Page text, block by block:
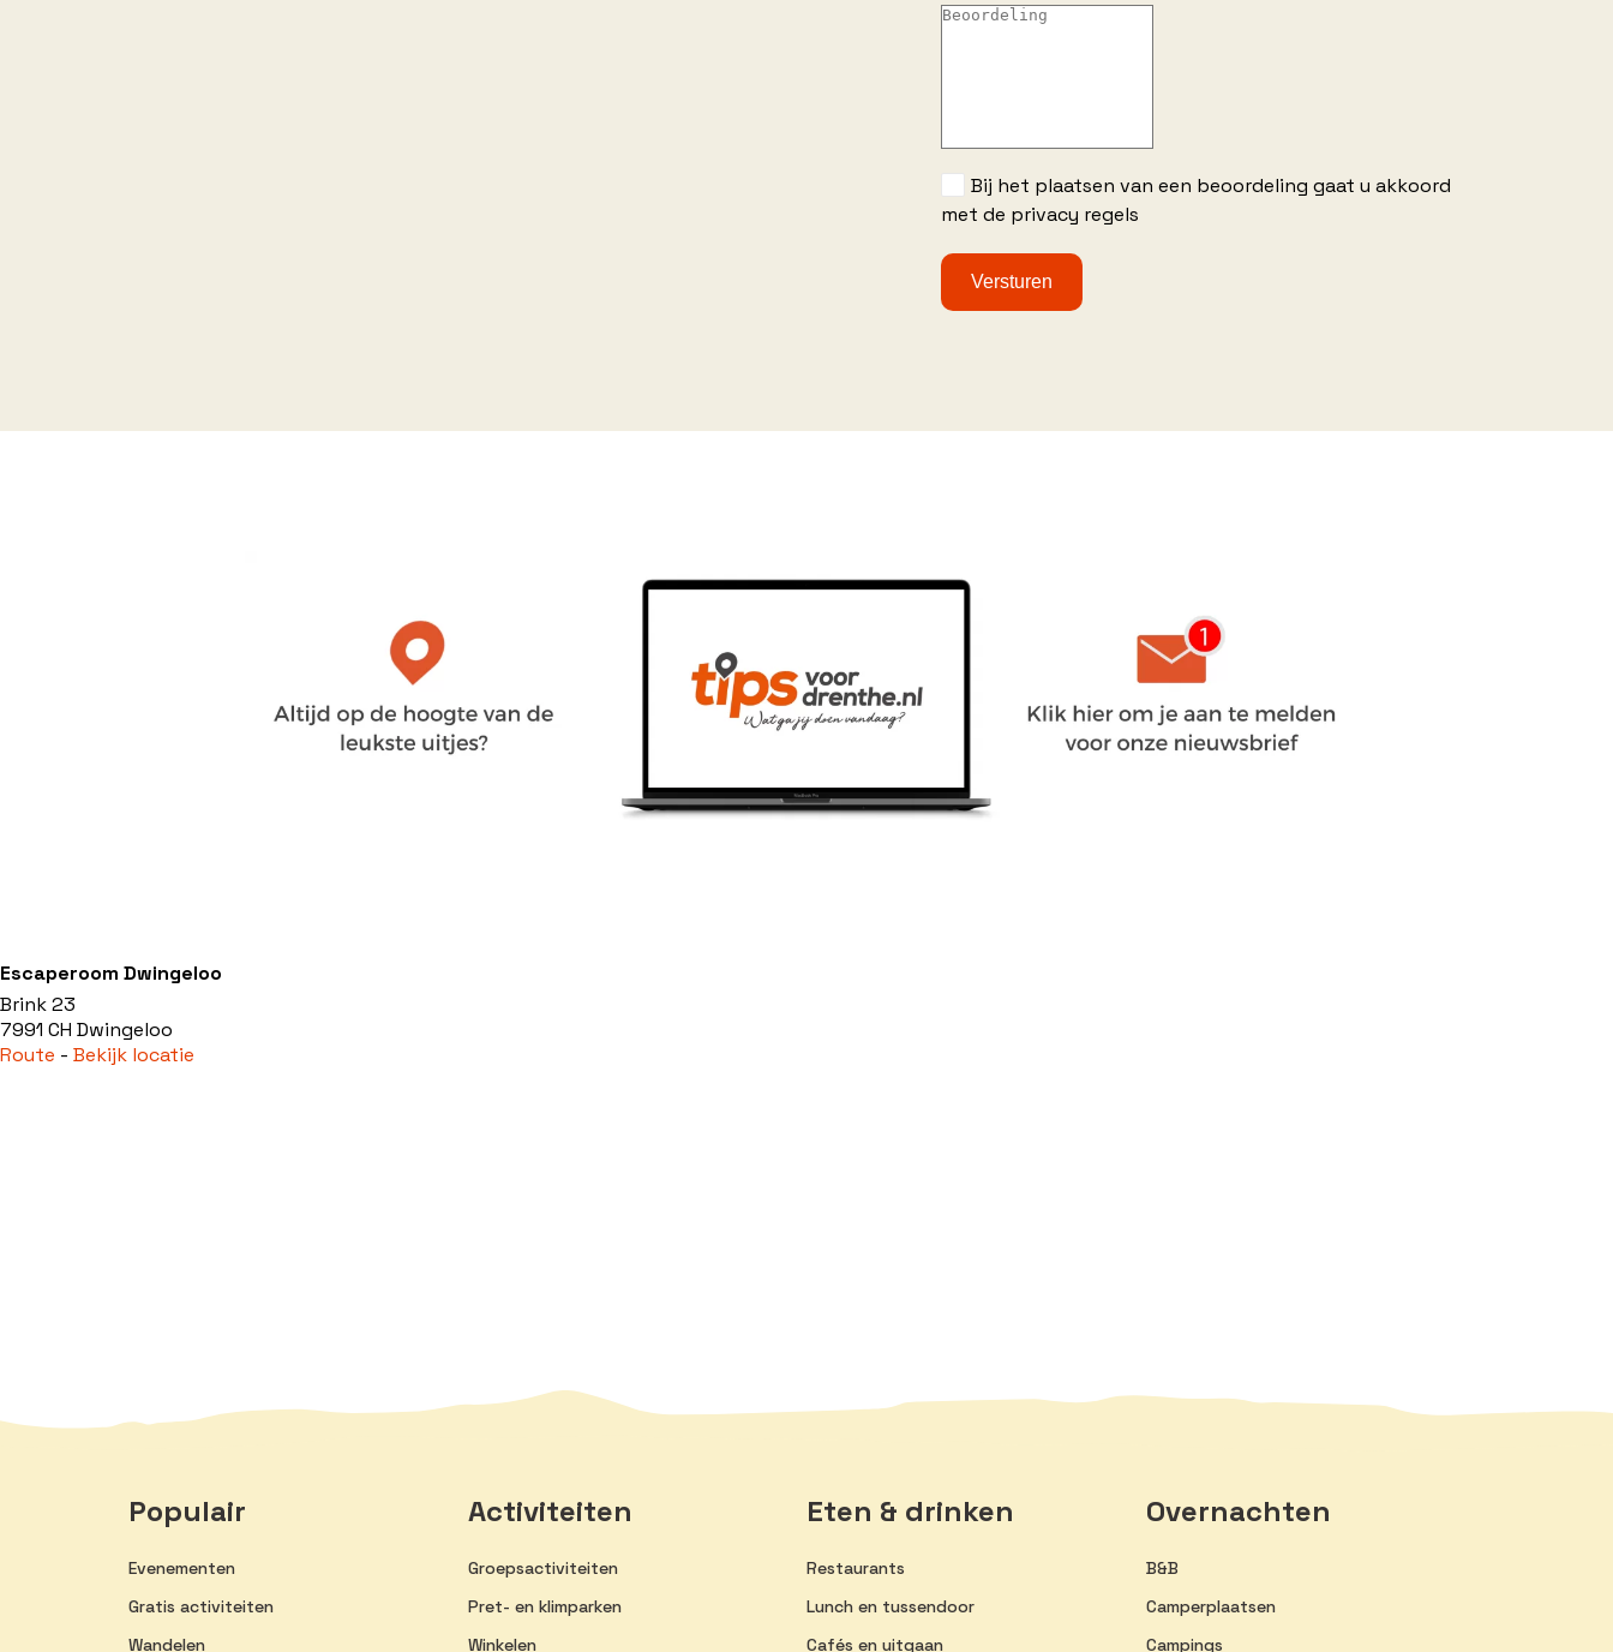
Bij het plaatsen van een beoordeling gaat u akkoord
met de privacy regels
Escaperoom Dwingeloo
Brink 23
7991 CH Dwingeloo
Route - Bekijk locatie
Populair
Evenementen
Gratis activiteiten
Wandelen
Activiteiten
Groepsactiviteiten
Pret- en klimparken
Winkelen
Eten & drinken
Restaurants
Lunch en tussendoor
Cafés en uitgaan
Overnachten
B&B
Camperplaatsen
Campings